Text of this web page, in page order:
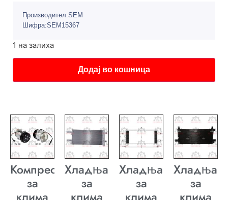
Производител:SEM
Шифра:SEM15367
1 на залиха
Додај во кошница
Компресор
за
Хладњак
за
Хладњак
за
Хладњак
за